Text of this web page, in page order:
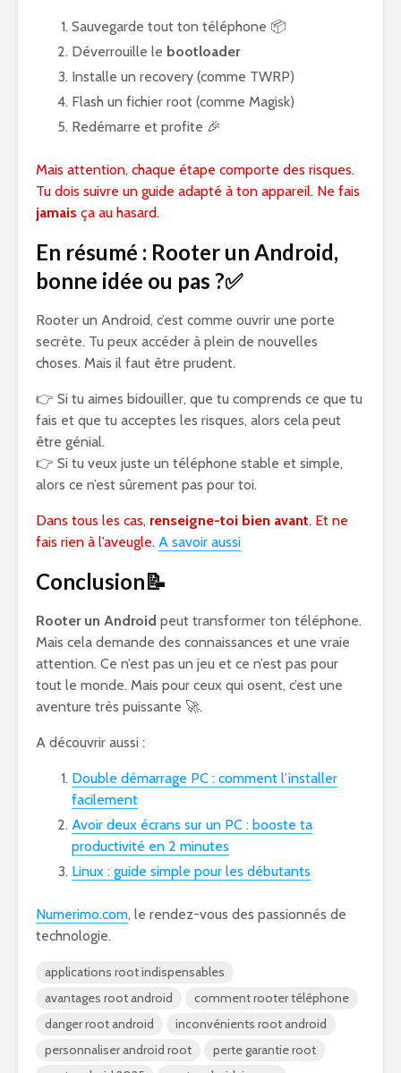
Sauvegarde tout ton téléphone 📦
Déverrouille le bootloader
Installe un recovery (comme TWRP)
Flash un fichier root (comme Magisk)
Redémarre et profite 🎉
Mais attention, chaque étape comporte des risques.
Tu dois suivre un guide adapté à ton appareil. Ne fais
jamais ça au hasard.
En résumé : Rooter un Android,
bonne idée ou pas ?✅
Rooter un Android, c’est comme ouvrir une porte
secrète. Tu peux accéder à plein de nouvelles
choses. Mais il faut être prudent.
👉 Si tu aimes bidouiller, que tu comprends ce que tu
fais et que tu acceptes les risques, alors cela peut
être génial.
👉 Si tu veux juste un téléphone stable et simple,
alors ce n’est sûrement pas pour toi.
Dans tous les cas, renseigne-toi bien avant. Et ne
fais rien à l’aveugle. A savoir aussi
Conclusion📝
Rooter un Android peut transformer ton téléphone.
Mais cela demande des connaissances et une vraie
attention. Ce n’est pas un jeu et ce n’est pas pour
tout le monde. Mais pour ceux qui osent, c’est une
aventure très puissante 🚀.
A découvrir aussi :
Double démarrage PC : comment l’installer
facilement
Avoir deux écrans sur un PC : booste ta
productivité en 2 minutes
Linux : guide simple pour les débutants
Numerimo.com, le rendez-vous des passionnés de
technologie.
applications root indispensables
avantages root android
comment rooter téléphone
danger root android
inconvénients root android
personnaliser android root
perte garantie root